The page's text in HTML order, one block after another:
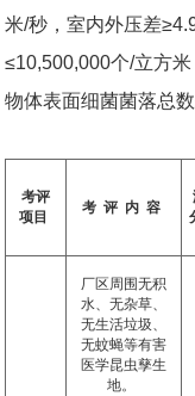
米/秒，室内外压差
≤10,500,000个/立方
物体表面细菌菌落总
考评
项目
考 评 内 容
厂区周围无积
水、无杂草、
无生活垃圾、
无蚊蝇等有害
医学昆虫孳生
地。